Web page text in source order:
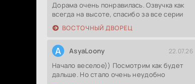
Дорама очень понравилась. Озвучка как
всегда на высоте, спасибо за все серии
ВОСТОЧНЫЙ ДВОРЕЦ
A AsyaLoony 22.07.26
Начало веселое)) Посмотрим как будет
дальше. Но стало очень неудобно